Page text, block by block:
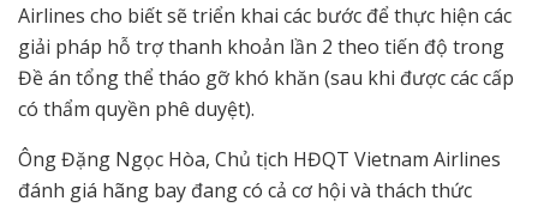
Airlines cho biết sẽ triển khai các bước để thực hiện các
giải pháp hỗ trợ thanh khoản lần 2 theo tiến độ trong
Đề án tổng thể tháo gỡ khó khăn (sau khi được các cấp
có thẩm quyền phê duyệt).
Ông Đặng Ngọc Hòa, Chủ tịch HĐQT Vietnam Airlines
đánh giá hãng bay đang có cả cơ hội và thách thức